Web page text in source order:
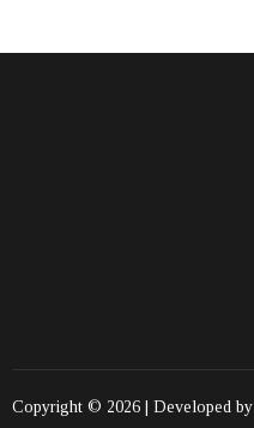
Copyright © 2026 | Developed by